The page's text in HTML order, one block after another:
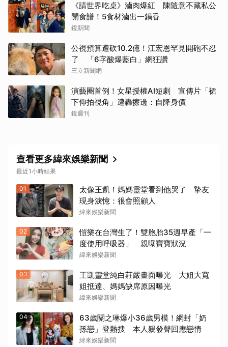
《請世界吃桌》滷肉爆紅 陳隨意不藏私公
開食譜！5食材滷出一鍋香
鏡新聞
公視預算遭砍10.2億！江宏恩罕見開砲不忍
了 「6字酸爆藍白」網狂讚
三立新聞網
演藝圈首例！女星授權AI短劇 宣傳片「裙
下仰拍視角」遭轟擦邊：自降身價
鏡週刊
查看更多緯來娛樂新聞
最近1小時結果
01
太像王凱！媽媽靈堂看到他哭了 摯友
現身淚憶：很會照顧人
緯來娛樂新聞
02
愷樂在台灣生了！雙胞胎35週早產「一
度使用呼吸器」 親曝寶寶狀況
緯來娛樂新聞
03
王凱靈堂純白莊嚴畫面曝光 大姐大寬
姐抵達、媽媽缺席原因曝光
緯來娛樂新聞
04
63歲關之琳爆小36歲男模！網封「奶
孫戀」登熱搜 本人親發聲回應戀情
緯來娛樂新聞